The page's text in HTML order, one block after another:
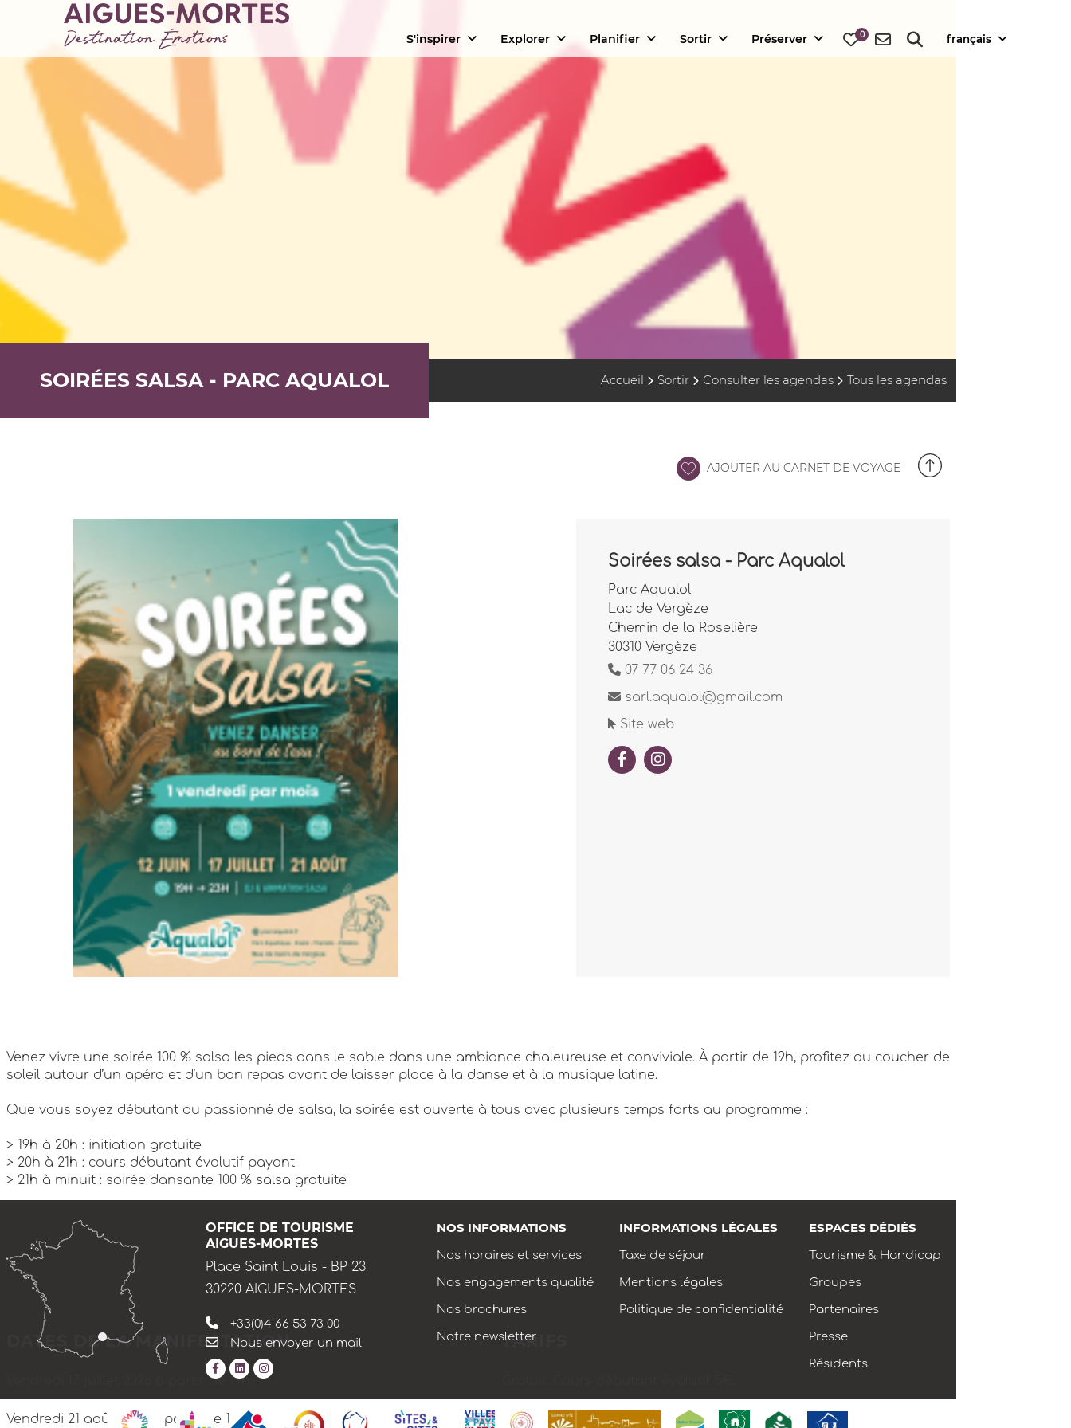
SOIRÉES SALSA - PARC AQUALOL Accueil Sortir Consulter les agendas Tous les agendas
AJOUTER AU CARNET DE VOYAGE
Soirées salsa - Parc Aqualol
Parc Aqualol
Lac de Vergèze
Chemin de la Roselière
30310 Vergèze
07 77 06 24 36
sarl.aqualol@gmail.com
Site web
Venez vivre une soirée 100 % salsa les pieds dans le sable dans une ambiance chaleureuse et conviviale. À partir de 19h, profitez du coucher de
soleil autour d’un apéro et d’un bon repas avant de laisser place à la danse et à la musique latine.
Que vous soyez débutant ou passionné de salsa, la soirée est ouverte à tous avec plusieurs temps forts au programme :
> 19h à 20h : initiation gratuite
> 20h à 21h : cours débutant évolutif payant
> 21h à minuit : soirée dansante 100 % salsa gratuite
Réservation conseillée par téléphone uniquement (SMS).
DATES DE LA MANIFESTATION
Vendredi 17 juillet 2026 à partir de 19h.
Vendredi 21 août 2026 à partir de 19h.
TARIFS
S'inspirer Explorer Planifier Sortir Préserver 0 français
OFFICE DE TOURISME
AIGUES-MORTES
Place Saint Louis - BP 23
30220 AIGUES-MORTES
+33(0)4 66 53 73 00
Nous envoyer un mail
NOS INFORMATIONS
Nos horaires et services
Nos engagements qualité
Nos brochures
Notre newsletter
INFORMATIONS LÉGALES
Taxe de séjour
Mentions légales
Politique de confidentialité
ESPACES DÉDIÉS
Tourisme & Handicap
Groupes
Partenaires
Presse
Résidents